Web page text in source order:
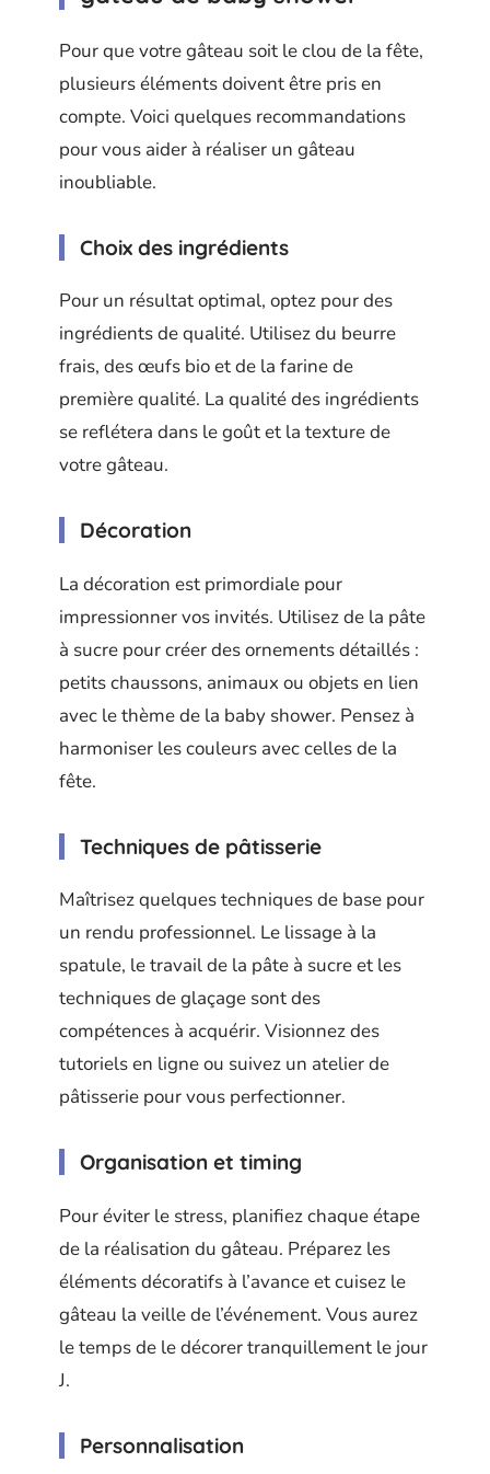
Pour que votre gâteau soit le clou de la fête,
plusieurs éléments doivent être pris en
compte. Voici quelques recommandations
pour vous aider à réaliser un gâteau
inoubliable.
Choix des ingrédients
Pour un résultat optimal, optez pour des
ingrédients de qualité. Utilisez du beurre
frais, des œufs bio et de la farine de
première qualité. La qualité des ingrédients
se reflétera dans le goût et la texture de
votre gâteau.
Décoration
La décoration est primordiale pour
impressionner vos invités. Utilisez de la pâte
à sucre pour créer des ornements détaillés :
petits chaussons, animaux ou objets en lien
avec le thème de la baby shower. Pensez à
harmoniser les couleurs avec celles de la
fête.
Techniques de pâtisserie
Maîtrisez quelques techniques de base pour
un rendu professionnel. Le lissage à la
spatule, le travail de la pâte à sucre et les
techniques de glaçage sont des
compétences à acquérir. Visionnez des
tutoriels en ligne ou suivez un atelier de
pâtisserie pour vous perfectionner.
Organisation et timing
Pour éviter le stress, planifiez chaque étape
de la réalisation du gâteau. Préparez les
éléments décoratifs à l’avance et cuisez le
gâteau la veille de l’événement. Vous aurez
le temps de le décorer tranquillement le jour
J.
Personnalisation